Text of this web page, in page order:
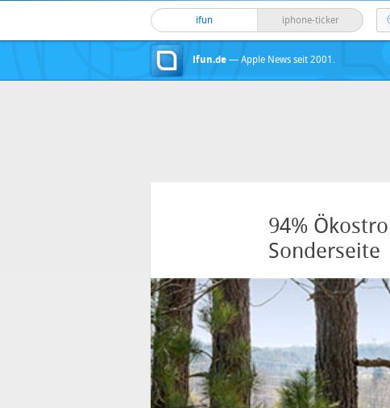
ifun iphone-ticker
ifun.de — Apple News seit 2001.
94%
Sonderseite